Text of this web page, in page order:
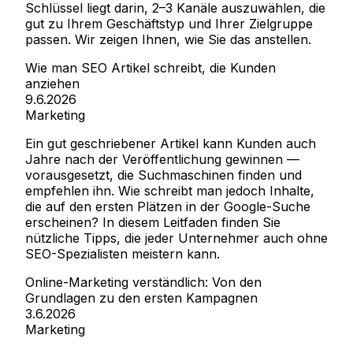
Schlüssel liegt darin, 2–3 Kanäle auszuwählen, die
gut zu Ihrem Geschäftstyp und Ihrer Zielgruppe
passen. Wir zeigen Ihnen, wie Sie das anstellen.
Wie man SEO Artikel schreibt, die Kunden
anziehen
9.6.2026
Marketing
Ein gut geschriebener Artikel kann Kunden auch
Jahre nach der Veröffentlichung gewinnen —
vorausgesetzt, die Suchmaschinen finden und
empfehlen ihn. Wie schreibt man jedoch Inhalte,
die auf den ersten Plätzen in der Google-Suche
erscheinen? In diesem Leitfaden finden Sie
nützliche Tipps, die jeder Unternehmer auch ohne
SEO-Spezialisten meistern kann.
Online-Marketing verständlich: Von den
Grundlagen zu den ersten Kampagnen
3.6.2026
Marketing